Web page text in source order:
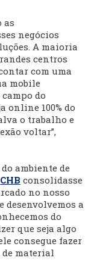
as
negócios
A maioria
centros
com uma
mobile
do
online 100% do
o trabalho e
voltar”,
ambiente de
CHB consolidasse
no nosso
desenvolvemos a
do
que seja algo
consegue fazer
material